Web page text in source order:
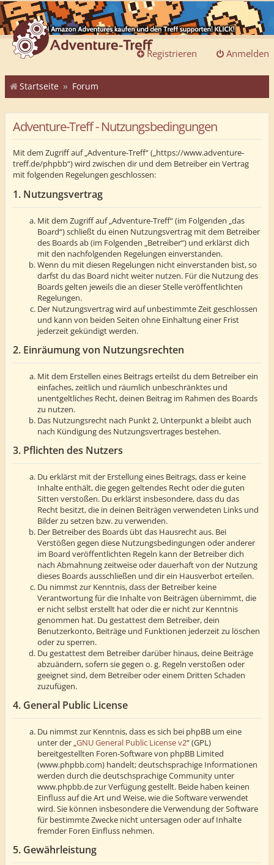
Anmelden
Registrieren
Startseite Forum
Adventure-Treff - Nutzungsbedingungen
Mit dem Zugriff auf „Adventure-Treff“ („https://www.adventure-
treff.de/phpbb“) wird zwischen dir und dem Betreiber ein Vertrag
mit folgenden Regelungen geschlossen:
1. Nutzungsvertrag
Mit dem Zugriff auf „Adventure-Treff“ (im Folgenden „das
Board“) schließt du einen Nutzungsvertrag mit dem Betreiber
des Boards ab (im Folgenden „Betreiber“) und erklärst dich
mit den nachfolgenden Regelungen einverstanden.
Wenn du mit diesen Regelungen nicht einverstanden bist, so
darfst du das Board nicht weiter nutzen. Für die Nutzung des
Boards gelten jeweils die an dieser Stelle veröffentlichten
Regelungen.
Der Nutzungsvertrag wird auf unbestimmte Zeit geschlossen
und kann von beiden Seiten ohne Einhaltung einer Frist
jederzeit gekündigt werden.
2. Einräumung von Nutzungsrechten
Mit dem Erstellen eines Beitrags erteilst du dem Betreiber ein
einfaches, zeitlich und räumlich unbeschränktes und
unentgeltliches Recht, deinen Beitrag im Rahmen des Boards
zu nutzen.
Das Nutzungsrecht nach Punkt 2, Unterpunkt a bleibt auch
nach Kündigung des Nutzungsvertrages bestehen.
3. Pflichten des Nutzers
Du erklärst mit der Erstellung eines Beitrags, dass er keine
Inhalte enthält, die gegen geltendes Recht oder die guten
Sitten verstoßen. Du erklärst insbesondere, dass du das
Recht besitzt, die in deinen Beiträgen verwendeten Links und
Bilder zu setzen bzw. zu verwenden.
Der Betreiber des Boards übt das Hausrecht aus. Bei
Verstößen gegen diese Nutzungsbedingungen oder anderer
im Board veröffentlichten Regeln kann der Betreiber dich
nach Abmahnung zeitweise oder dauerhaft von der Nutzung
dieses Boards ausschließen und dir ein Hausverbot erteilen.
Du nimmst zur Kenntnis, dass der Betreiber keine
Verantwortung für die Inhalte von Beiträgen übernimmt, die
er nicht selbst erstellt hat oder die er nicht zur Kenntnis
genommen hat. Du gestattest dem Betreiber, dein
Benutzerkonto, Beiträge und Funktionen jederzeit zu löschen
oder zu sperren.
Du gestattest dem Betreiber darüber hinaus, deine Beiträge
abzuändern, sofern sie gegen o. g. Regeln verstoßen oder
geeignet sind, dem Betreiber oder einem Dritten Schaden
zuzufügen.
4. General Public License
Du nimmst zur Kenntnis, dass es sich bei phpBB um eine
unter der „GNU General Public License v2“ (GPL)
bereitgestellten Foren-Software von phpBB Limited
(www.phpbb.com) handelt; deutschsprachige Informationen
werden durch die deutschsprachige Community unter
www.phpbb.de zur Verfügung gestellt. Beide haben keinen
Einfluss auf die Art und Weise, wie die Software verwendet
wird. Sie können insbesondere die Verwendung der Software
für bestimmte Zwecke nicht untersagen oder auf Inhalte
fremder Foren Einfluss nehmen.
5. Gewährleistung